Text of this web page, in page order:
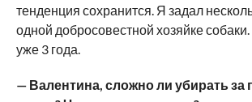
тенденция сохранится. Я задал
одной добросовестной хозяйке
уже 3 года.
— Валентина, сложно ли убирать за